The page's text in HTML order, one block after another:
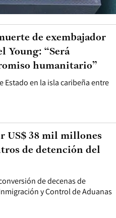
en la isla caribeña entre
de exembajador
Young: “Será
humanitario”